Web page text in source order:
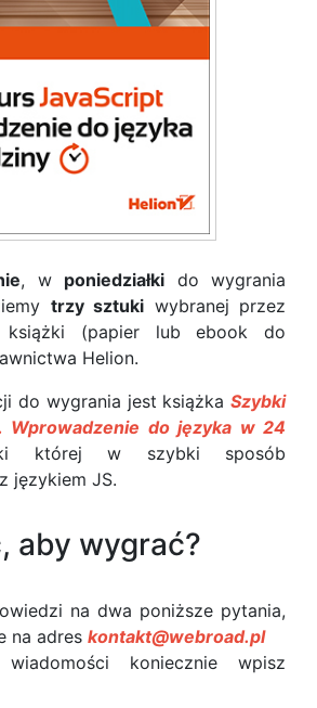
, w poniedziałki do wygrania
trzy sztuki wybranej przez
książki (papier lub ebook do
Helion.
do wygrania jest książkaSzybki
Wprowadzenie do języka w 24
której w szybki sposób
językiem JS.
aby wygrać?
na dwa poniższe pytania,
na adres kontakt@webroad.pl
koniecznie wpisz